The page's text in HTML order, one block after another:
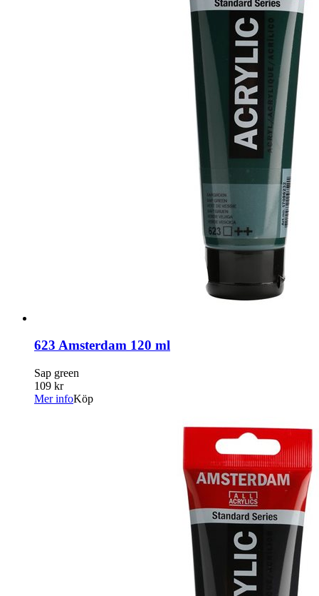
623 Amsterdam 120 ml
Sap green
109 kr
Mer infoKöp